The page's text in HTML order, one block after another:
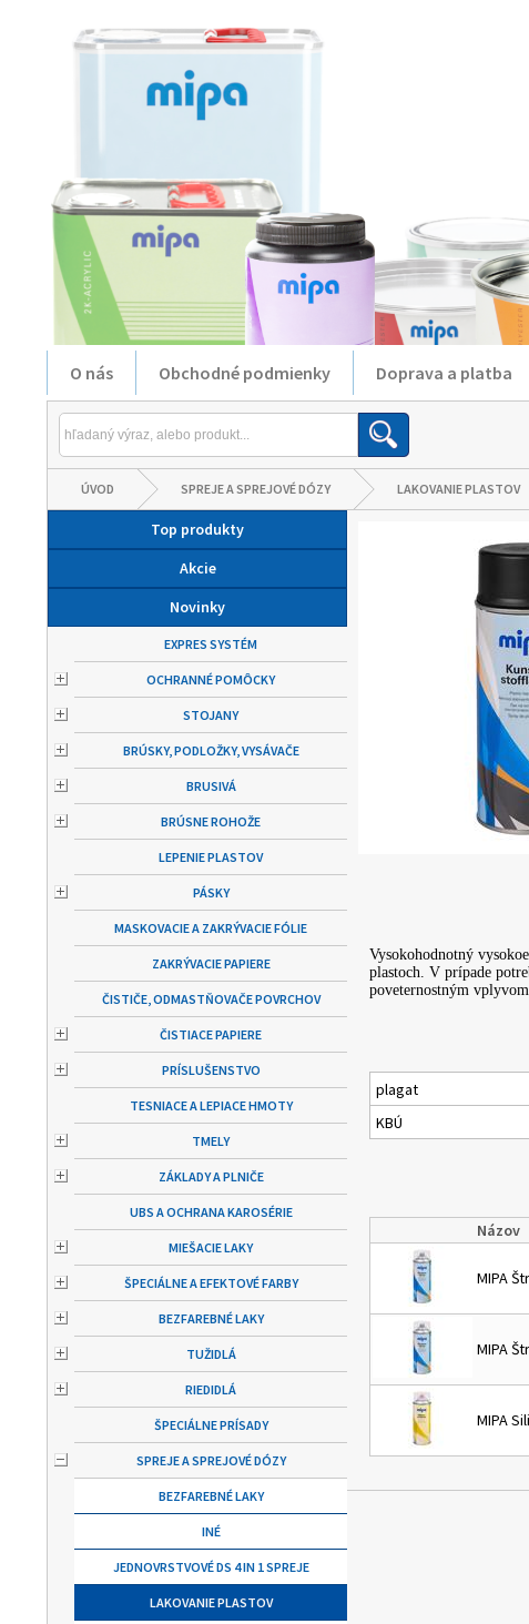
O nás Obchodné podmienky Doprava a platba
ÚVOD SPREJE A SPREJOVÉ DÓZY LAKOVANIE PLASTOV
Top produkty
Akcie
Novinky
EXPRES SYSTÉM
OCHRANNÉ POMÔCKY
STOJANY
BRÚSKY, PODLOŽKY, VYSÁVAČE
BRUSIVÁ
BRÚSNE ROHOŽE
LEPENIE PLASTOV
PÁSKY
MASKOVACIE A ZAKRÝVACIE FÓLIE
ZAKRÝVACIE PAPIERE
ČISTIČE, ODMASTŇOVAČE POVRCHOV
ČISTIACE PAPIERE
PRÍSLUŠENSTVO
TESNIACE A LEPIACE HMOTY
TMELY
ZÁKLADY A PLNIČE
UBS A OCHRANA KAROSÉRIE
MIEŠACIE LAKY
ŠPECIÁLNE A EFEKTOVÉ FARBY
BEZFAREBNÉ LAKY
TUŽIDLÁ
RIEDIDLÁ
ŠPECIÁLNE PRÍSADY
SPREJE A SPREJOVÉ DÓZY
BEZFAREBNÉ LAKY
INÉ
JEDNOVRSTVOVÉ DS 4 IN 1 SPREJE
LAKOVANIE PLASTOV
Vysokohodnotný
plastoch. V prípade
poveternostným
plagat
KBÚ
Názov
MIPA
MIPA
MIPA